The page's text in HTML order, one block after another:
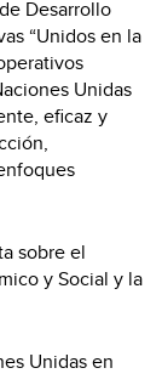
Desarrollo
“Unidos en la
Unidas
eficaz y
sobre el
y Social y la
Unidas en